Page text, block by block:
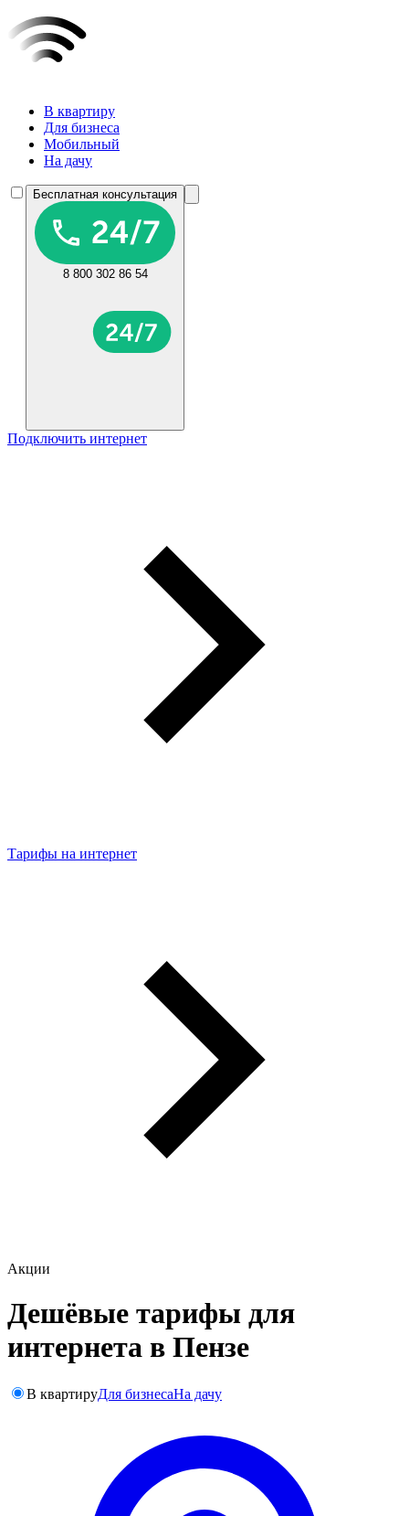
В квартиру
Для бизнеса
Мобильный
На дачу
Бесплатная консультация
8 800 302 86 54
Подключить интернет
Тарифы на интернет
Акции
Дешёвые тарифы для
интернета в Пензе
В квартируДля бизнесаНа дачу